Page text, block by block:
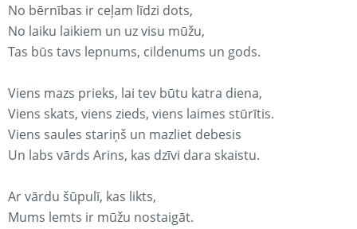
No bērnības ir ceļam līdzi dots,
No laiku laikiem un uz visu mūžu,
Tas būs tavs lepnums, cildenums un gods.
Viens mazs prieks, lai tev būtu katra diena,
Viens skats, viens zieds, viens laimes stūrītis.
Viens saules stariņš un mazliet debesis
Un labs vārds Arins, kas dzīvi dara skaistu.
Ar vārdu šūpulī, kas likts,
Mums lemts ir mūžu nostaigāt.